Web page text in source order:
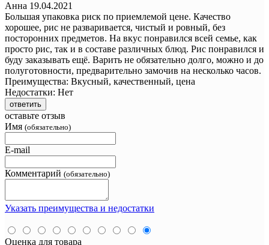
Анна 19.04.2021
Большая упаковка риск по приемлемой цене. Качество
хорошее, рис не разваривается, чистый и ровный, без
посторонних предметов. На вкус понравился всей семье, как
просто рис, так и в составе различных блюд. Рис понравился и
буду заказывать ещё. Варить не обязательно долго, можно и до
полуготовности, предварительно замочив на несколько часов.
Преимущества: Вкусный, качественный, цена
Недостатки: Нет
ответить
оставьте отзыв
Имя (обязательно)
E-mail
Комментарий (обязательно)
Указать преимущества и недостатки
Оценка для товара